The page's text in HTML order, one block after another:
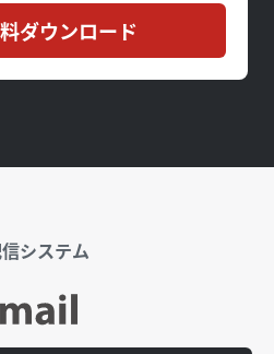
ダウンロード
システム